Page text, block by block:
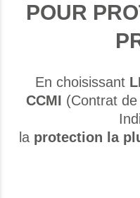
POUR
En choisissant
CCMI (Contrat
la protection la